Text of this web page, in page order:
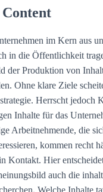
im Kern aus
in die Öffentlichkeit
der Produktion von
Ohne klare Ziele
Herrscht jedoch
Inhalte für das
Arbeitnehmende, die
kommen recht
Kontakt. Hier
auch die